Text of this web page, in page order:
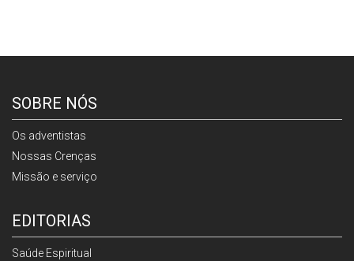
SOBRE NÓS
Os adventistas
Nossas Crenças
Missão e serviço
EDITORIAS
Saúde Espiritual